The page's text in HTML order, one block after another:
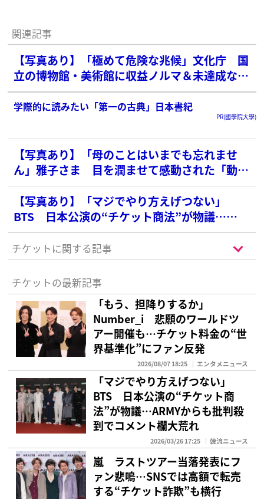
関連記事
【写真あり】「極めて危険な兆候」文化庁 国
立の博物館・美術館に収益ノルマ＆未達成な
ら“閉館”も…現役職員が本誌に語った“怒り”
学際的に読みたい「第一の古典」日本書紀
PR(國學院大學)
【写真あり】「母のことはいまでも忘れませ
ん」雅子さま 目を潤ませて感動された「動物
画家の言葉」
【写真あり】「マジでやり方えげつない」
BTS 日本公演の“チケット商法”が物議…
ARMYからも批判殺到でコメント欄大荒れ
チケットに関する記事
チケットの最新記事
「もう、担降りするか」
Number_i 悲願のワールドツ
アー開催も…チケット料金の“世
界基準化”にファン反発
2026/08/07 18:25 エンタメニュース
「マジでやり方えげつない」
BTS 日本公演の“チケット商
法”が物議…ARMYからも批判殺
到でコメント欄大荒れ
2026/03/26 17:25 韓流ニュース
嵐 ラストツアー当落発表にフ
ァン悲鳴…SNSでは高額で転売
する“チケット詐欺”も横行